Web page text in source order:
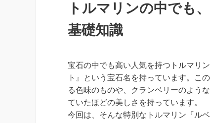
トルマリンの中でも
基礎知識
宝石の中でも高い人気を持つトルマリ
ト』という宝石名を持っています。こ
る色味のものや、クランベリーのよう
ていたほどの美しさを持っています。
今回は、そんな特別なトルマリン『ル